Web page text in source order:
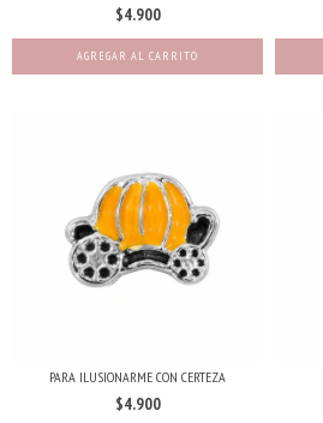
$4.900
PARA ILUSIONARME CON CERTEZA
$4.900